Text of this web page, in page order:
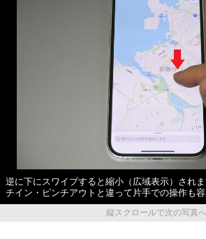
逆に下にスワイプすると縮小（広域表示）され
チイン・ピンチアウトと違って片手での操作も
縦スクロールで次の写真へ